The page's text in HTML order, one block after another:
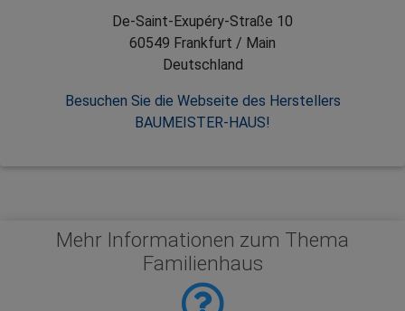
De-Saint-Exupéry-Straße 10
60549 Frankfurt / Main
Deutschland
Besuchen Sie die Webseite des Herstellers
BAUMEISTER-HAUS!
Mehr Informationen zum Thema
Familienhaus